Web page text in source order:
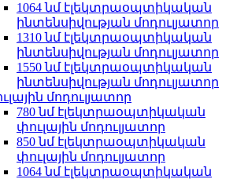
1064 նմ էլեկտրաօպտիկական
ինտենսիվության մոդուլյատոր
1310 նմ էլեկտրաօպտիկական
ինտենսիվության մոդուլյատոր
1550 նմ էլեկտրաօպտիկական
ինտենսիվության մոդուլյատոր
մոդուլյատոր
780 նմ էլեկտրաօպտիկական
փուլային մոդուլյատոր
850 նմ էլեկտրաօպտիկական
փուլային մոդուլյատոր
1064 նմ էլեկտրաօպտիկական